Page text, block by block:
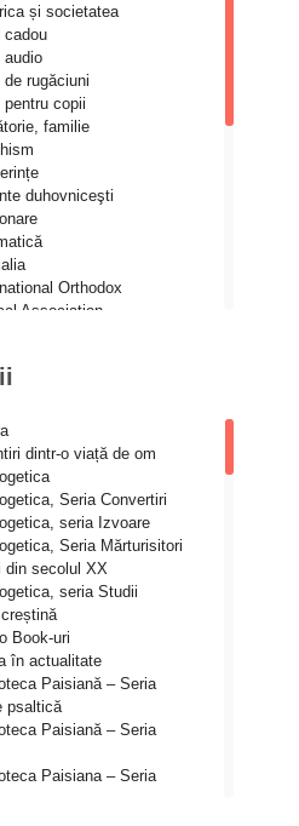
Iacob
Sokolova
Ogăraru
și Ana Maria
Stephen Damick
Stehlin
Iulian-Ciprian Rusu
Chryssavgis
Mircea
univ. dr. Adrian-
Alexandru Grigoraș
Haralam
și societatea
cadou
audio
de rugăciuni
pentru copii
familie
duhovniceşti
Orthodox
Association
şi Pastorală
Turism
și proză creștină
Omilii
ortodoxă
știință, filosofie
Stil de viaţă
ortodoxă
de sfinți
dintr-o viață de om
Seria Convertiri
seria Izvoare
Seria Mărturisitori
din secolul XX
seria Studii
Book-uri
în actualitate
Paisiană – Seria
psaltică
Paisiană – Seria
Paisiana – Seria